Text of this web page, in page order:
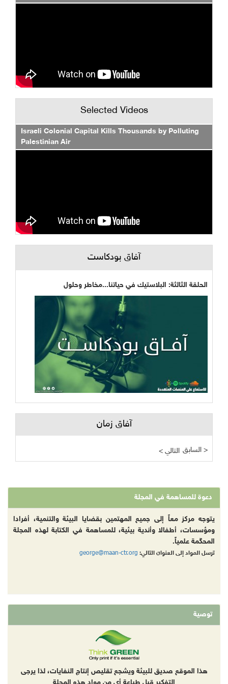
Selected Videos
Israeli Colonial Capital Kills Thousands by Polluting
Palestinian Air
آفاق بودكاست
الحلقة الثالثة: البلاستيك في حياتنا...مخاطر وحلول
آفاق زمان
< التالي السابق >
دعوة للمساهمة في المجلة
يتوجه مركز معاً إلى جميع المهتمين بقضايا البيئة والتنمية، أفرادا
ومؤسسات، أطفالا وأندية بيئية، للمساهمة في الكتابة لهذه المجلة
المحكّمة علمياً.
ترسل المواد إلى العنوان التالي: george@maan-ctr.org
توصية
هذا الموقع صديق للبيئة ويشجع تقليص إنتاج النفايات، لذا يرجى